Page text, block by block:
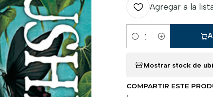
Agregar a la
Cantidad
Mostrar stock de
COMPARTIR ESTE